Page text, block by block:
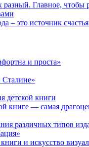
разный. Главное, чтобы
– это источник
и проста»
детской книги
книге — самая
различных типов
и искусство